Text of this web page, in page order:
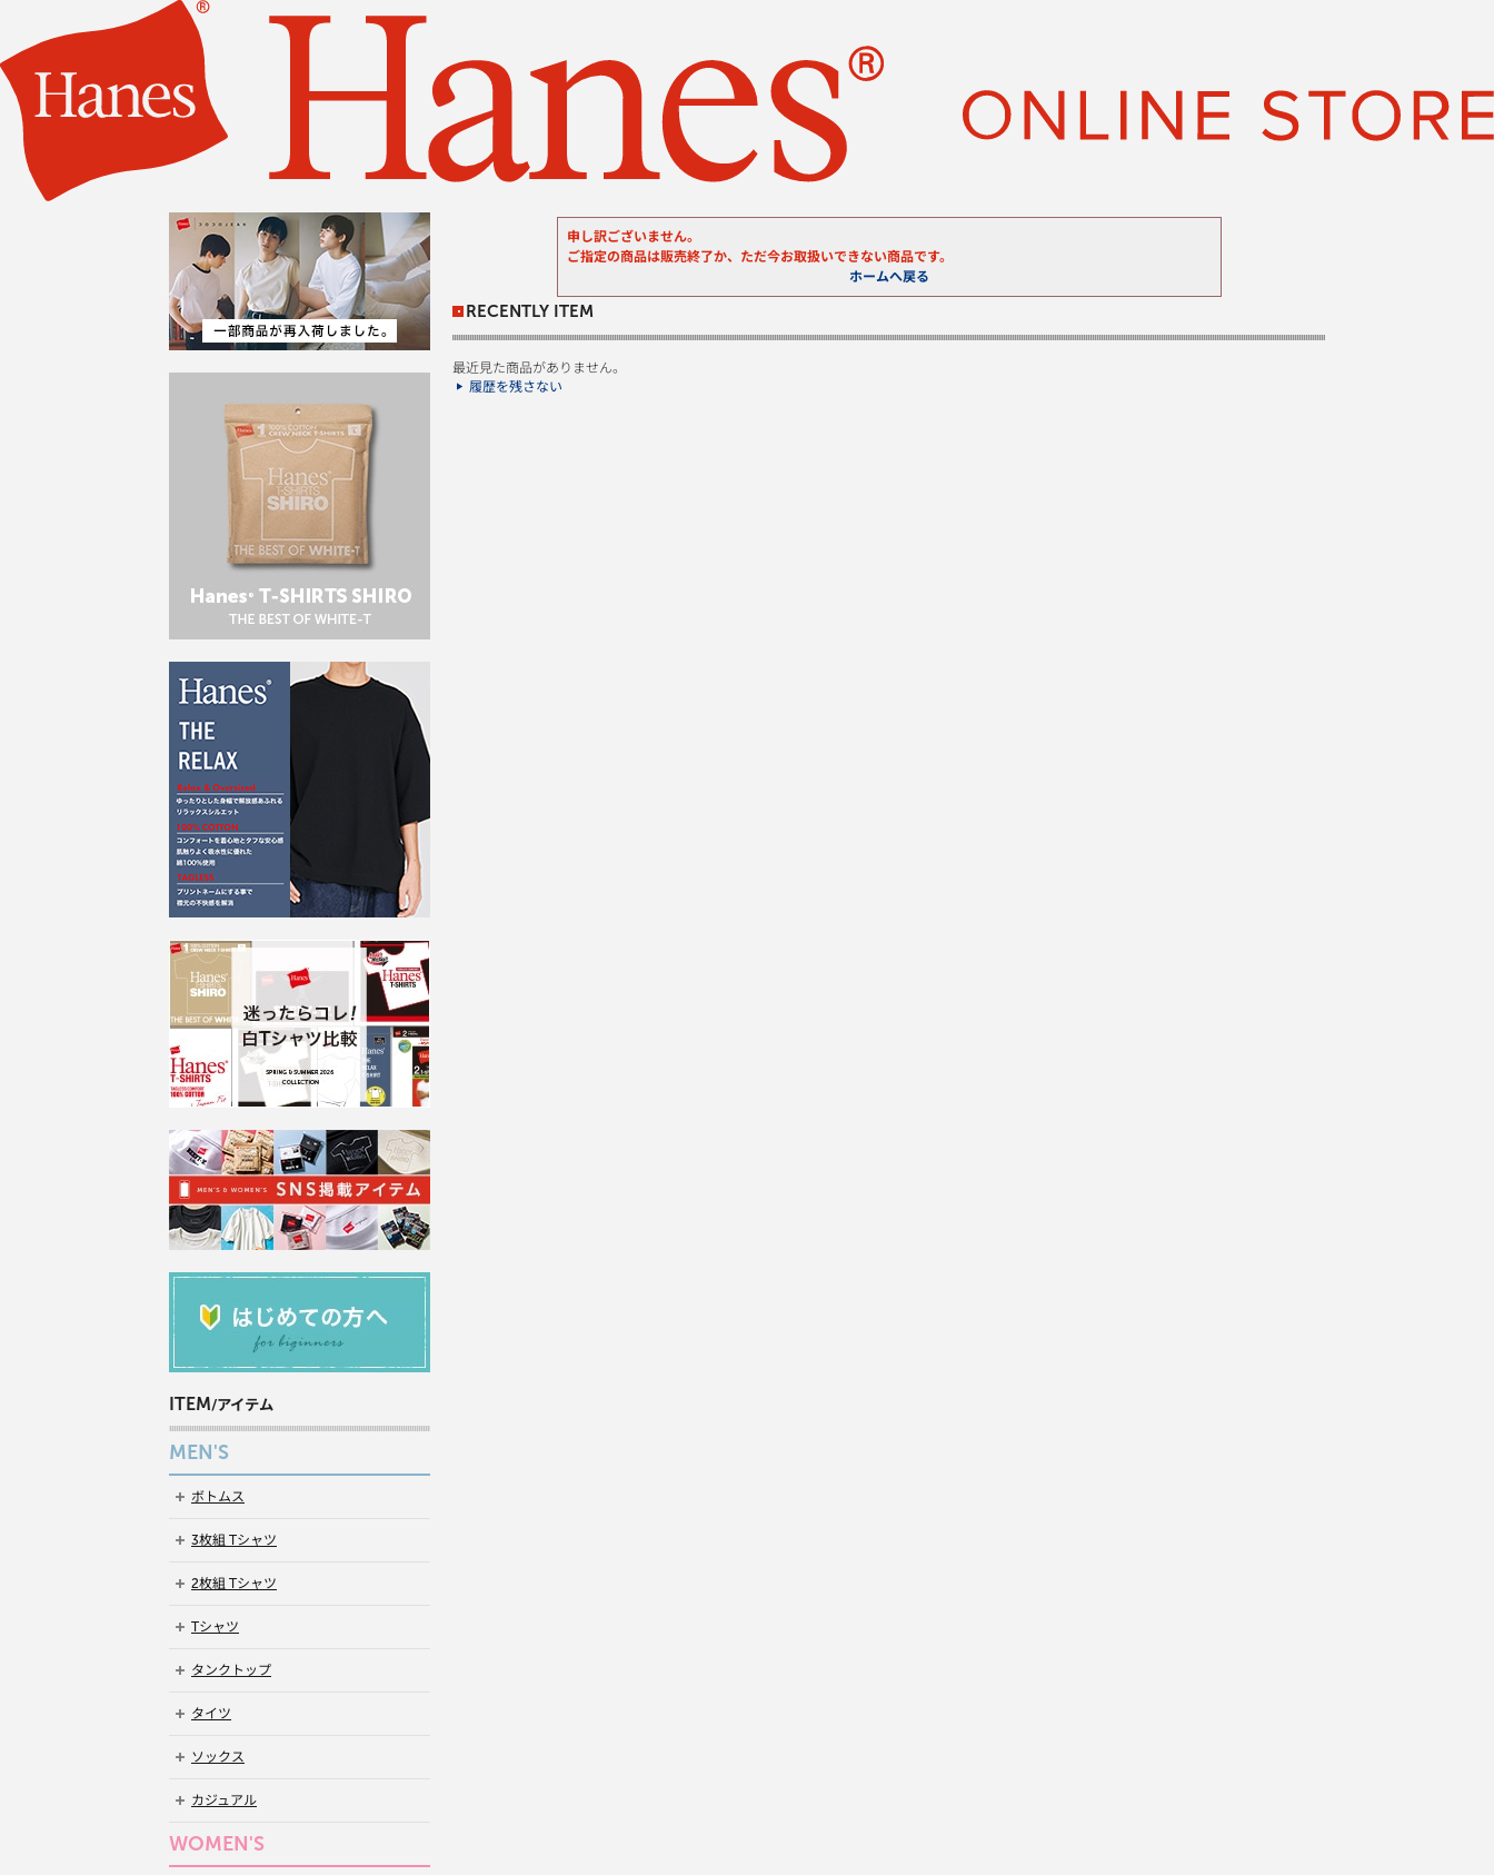
申し訳ございません。
ご指定の商品は販売終了か、ただ今お取扱いできない商品です。
ホームへ戻る
ITEM/アイテム
MEN'S
ボトムス
3枚組 Tシャツ
2枚組 Tシャツ
Tシャツ
タンクトップ
タイツ
ソックス
カジュアル
WOMEN'S
RECENTLY ITEM
最近見た商品がありません。
履歴を残さない